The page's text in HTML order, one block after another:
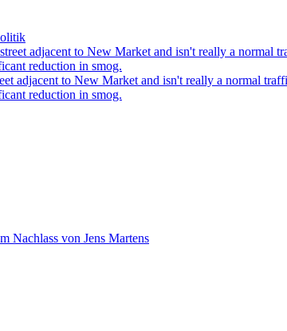
adjacent to New Market and isn't really a normal
reduction in smog.
Nachlass von Jens Martens